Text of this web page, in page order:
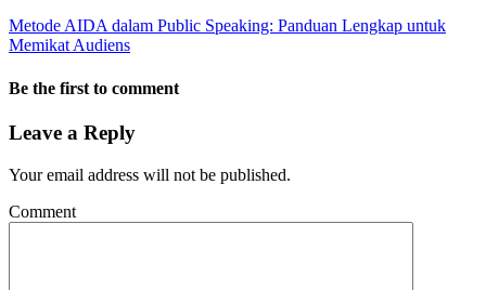
Metode AIDA dalam Public Speaking: Panduan Lengkap untuk
Memikat Audiens
Be the first to comment
Leave a Reply
Your email address will not be published.
Comment